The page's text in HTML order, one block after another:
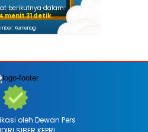
berikutnya dalam:
menit 29 detik
Kemenag
oleh Dewan Pers